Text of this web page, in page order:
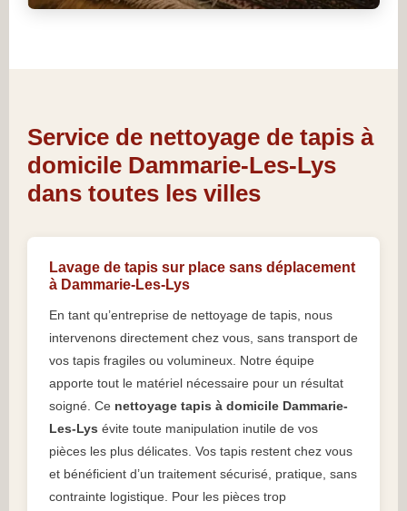
Service de nettoyage de tapis à
domicile Dammarie-Les-Lys
dans toutes les villes
Lavage de tapis sur place sans déplacement
à Dammarie-Les-Lys
En tant qu’entreprise de nettoyage de tapis, nous
intervenons directement chez vous, sans transport de
vos tapis fragiles ou volumineux. Notre équipe
apporte tout le matériel nécessaire pour un résultat
soigné. Ce nettoyage tapis à domicile Dammarie-
Les-Lys évite toute manipulation inutile de vos
pièces les plus délicates. Vos tapis restent chez vous
et bénéficient d’un traitement sécurisé, pratique, sans
contrainte logistique. Pour les pièces trop